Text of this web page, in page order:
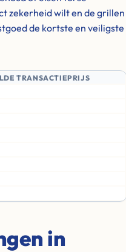
zekerheid wilt en de grillen
de kortste en veiligste
TRANSACTIEPRIJS
in